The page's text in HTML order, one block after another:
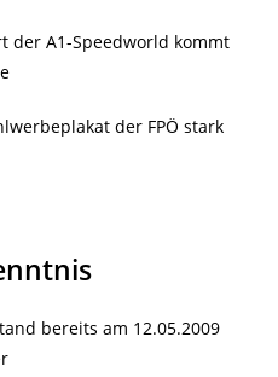
der A1-Speedworld kommt
der FPÖ stark
bereits am 12.05.2009